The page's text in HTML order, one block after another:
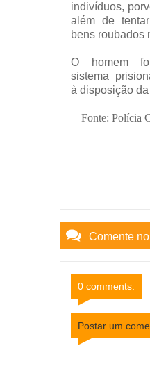
indivíduos,
além de
bens roubados
O homem
sistema
à disposição
Fonte: Polícia
Comente no
0 comments:
Postar um